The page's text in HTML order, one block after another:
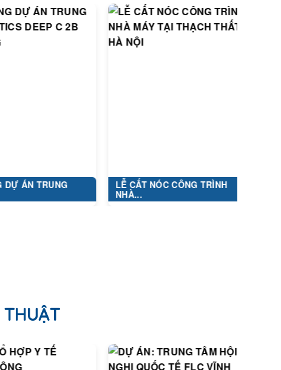
TRUNG
LỄ CẤT NÓC CÔNG TRÌNH